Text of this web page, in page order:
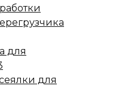
для
для